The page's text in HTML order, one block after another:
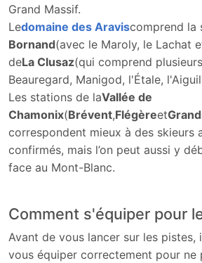
Grand Massif.
Ledomaine des Araviscomprend la
Bornand(avec le Maroly, le Lachat
deLa Clusaz(qui comprend
Beauregard, Manigod, l'Étale,
Les stations de laVallée de
Chamonix(Brévent,Flégèreet
correspondent mieux à des skieurs
confirmés, mais l’on peut aussi y
face au Mont-Blanc.
Comment s'équiper pour
Avant de vous lancer sur les pistes,
vous équiper correctement pour ne